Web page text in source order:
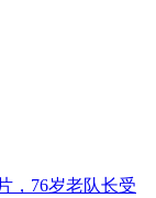
，76岁老队长受